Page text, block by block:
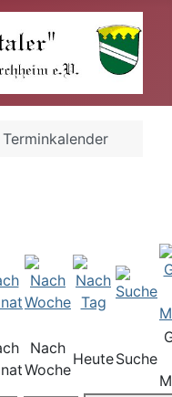
Terminkalender
Nach
Woche
HeuteSuche